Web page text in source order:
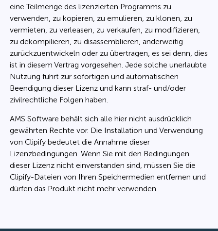
eine Teilmenge des lizenzierten Programms zu
verwenden, zu kopieren, zu emulieren, zu klonen, zu
vermieten, zu verleasen, zu verkaufen, zu modifizieren,
zu dekompilieren, zu disassemblieren, anderweitig
zurückzuentwickeln oder zu übertragen, es sei denn, dies
ist in diesem Vertrag vorgesehen. Jede solche unerlaubte
Nutzung führt zur sofortigen und automatischen
Beendigung dieser Lizenz und kann straf- und/oder
zivilrechtliche Folgen haben.
AMS Software behält sich alle hier nicht ausdrücklich
gewährten Rechte vor. Die Installation und Verwendung
von Clipify bedeutet die Annahme dieser
Lizenzbedingungen. Wenn Sie mit den Bedingungen
dieser Lizenz nicht einverstanden sind, müssen Sie die
Clipify-Dateien von Ihren Speichermedien entfernen und
dürfen das Produkt nicht mehr verwenden.